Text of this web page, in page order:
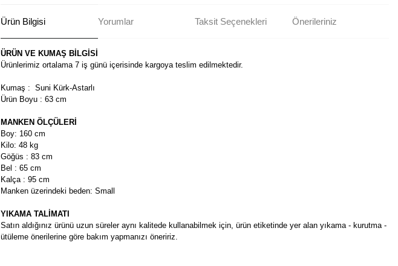
Ürün Bilgisi Yorumlar Taksit Seçenekleri Önerileriniz
ÜRÜN VE KUMAŞ BİLGİSİ
Ürünlerimiz ortalama 7 iş günü içerisinde kargoya teslim edilmektedir.
Kumaş : Suni Kürk-Astarlı
Ürün Boyu : 63 cm
MANKEN ÖLÇÜLERİ
Boy: 160 cm
Kilo: 48 kg
Göğüs : 83 cm
Bel : 65 cm
Kalça : 95 cm
Manken üzerindeki beden: Small
YIKAMA TALİMATI
Satın aldığınız ürünü uzun süreler aynı kalitede kullanabilmek için, ürün etiketinde yer alan yıkama - kurutma -
ütüleme önerilerine göre bakım yapmanızı öneririz.